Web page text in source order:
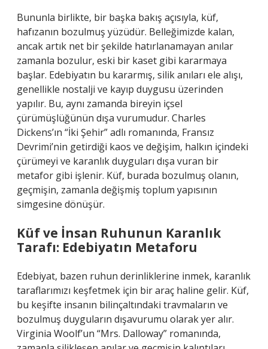
Bununla birlikte, bir başka bakış açısıyla, küf,
hafızanın bozulmuş yüzüdür. Belleğimizde kalan,
ancak artık net bir şekilde hatırlanamayan anılar
zamanla bozulur, eski bir kaset gibi kararmaya
başlar. Edebiyatın bu kararmış, silik anıları ele alışı,
genellikle nostalji ve kayıp duygusu üzerinden
yapılır. Bu, aynı zamanda bireyin içsel
çürümüşlüğünün dışa vurumudur. Charles
Dickens’ın “İki Şehir” adlı romanında, Fransız
Devrimi’nin getirdiği kaos ve değişim, halkın içindeki
çürümeyi ve karanlık duyguları dışa vuran bir
metafor gibi işlenir. Küf, burada bozulmuş olanın,
geçmişin, zamanla değişmiş toplum yapısının
simgesine dönüşür.
Küf ve İnsan Ruhunun Karanlık
Tarafı: Edebiyatın Metaforu
Edebiyat, bazen ruhun derinliklerine inmek, karanlık
taraflarımızı keşfetmek için bir araç haline gelir. Küf,
bu keşifte insanın bilinçaltındaki travmaların ve
bozulmuş duyguların dışavurumu olarak yer alır.
Virginia Woolf’un “Mrs. Dalloway” romanında,